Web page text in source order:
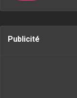
Publicité